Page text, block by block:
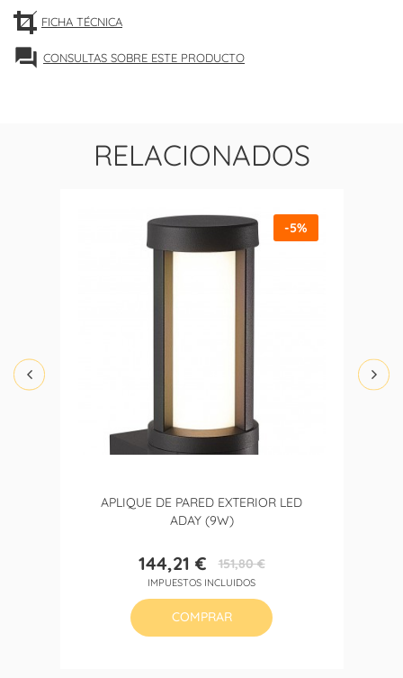
FICHA TÉCNICA
forum CONSULTAS SOBRE ESTE PRODUCTO
RELACIONADOS
APLIQUE DE PARED EXTERIOR LED
ADAY (9W)
Precio
144,21 €Precio
base
151,80 €
IMPUESTOS INCLUIDOS
-5%
COMPRAR